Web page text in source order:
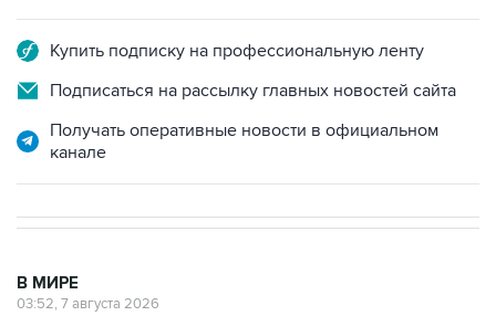
Купить подписку на профессиональную ленту
Подписаться на рассылку главных новостей сайта
Получать оперативные новости в официальном
канале
В МИРЕ
03:52, 7 августа 2026